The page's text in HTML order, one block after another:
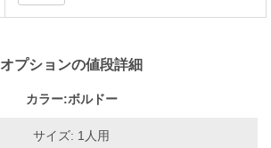
オプションの値段詳細
カラー:ボルドー
サイズ: 1人用